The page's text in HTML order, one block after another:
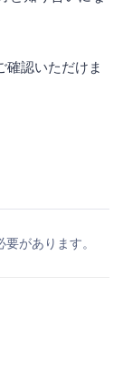
確認いただけま
があります。